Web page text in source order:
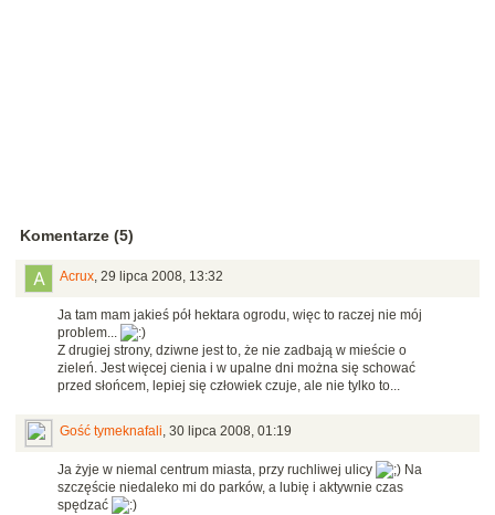
Komentarze (5)
Acrux, 29 lipca 2008, 13:32
Ja tam mam jakieś pół hektara ogrodu, więc to raczej nie mój
problem...
Z drugiej strony, dziwne jest to, że nie zadbają w mieście o
zieleń. Jest więcej cienia i w upalne dni można się schować
przed słońcem, lepiej się człowiek czuje, ale nie tylko to...
Gość tymeknafali, 30 lipca 2008, 01:19
Ja żyje w niemal centrum miasta, przy ruchliwej ulicy
Na
szczęście niedaleko mi do parków, a lubię i aktywnie czas
spędzać